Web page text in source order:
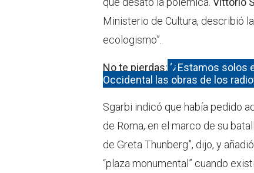
Ministerio de Cultura, describió
ecologismo”.
No te pierdas: ‘¿Estamos solos
Occidental las obras de los
Sgarbi indicó que había pedido
de Roma, en el marco de su
de Greta Thunberg”, dijo, y
“plaza monumental” cuando